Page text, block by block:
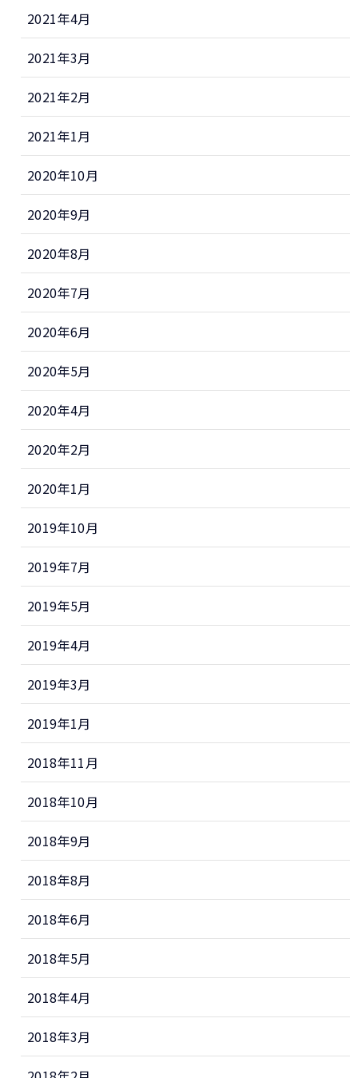
2021年4月
2021年3月
2021年2月
2021年1月
2020年10月
2020年9月
2020年8月
2020年7月
2020年6月
2020年5月
2020年4月
2020年2月
2020年1月
2019年10月
2019年7月
2019年5月
2019年4月
2019年3月
2019年1月
2018年11月
2018年10月
2018年9月
2018年8月
2018年6月
2018年5月
2018年4月
2018年3月